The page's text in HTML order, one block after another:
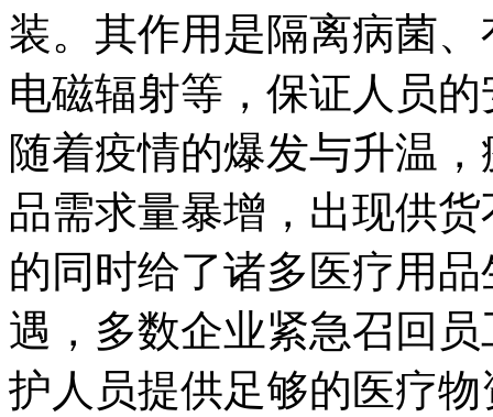
装。其作用是隔离病菌
电磁辐射等，保证人员
随着疫情的爆发与升温
品需求量暴增，出现供
的同时给了诸多医疗用
遇，多数企业紧急召回
护人员提供足够的医疗